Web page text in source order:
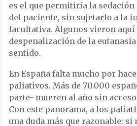
es el que permitiría la sedación
del paciente, sin sujetarlo a la
facultativa. Algunos vieron aquí
despenalización de la
sentido.
En España falta mucho por
paliativos. Más de 70.000
parte- mueren al año sin
Con este panorama, a los
una duda más que razonable: si